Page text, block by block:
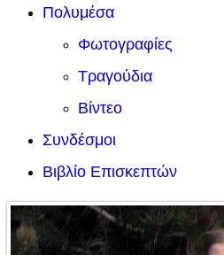
Πολυμέσα
Φωτογραφίες
Τραγούδια
Βίντεο
Συνδέσμοι
Βιβλίο Επισκεπτών